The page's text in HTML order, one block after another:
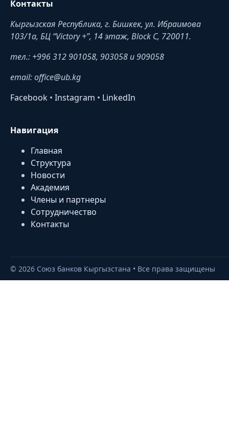
Контакты
Кыргызская Республика, г. Бишкек, ул. Ибраимова
103/1a, БЦ “Victory +”, 14 этаж, Block C, 720011.
тел.: +996 312 901058, 903058 и 909058
email: office@ub.kg
Facebook • Instagram • LinkedIn
Навигация
Главная
Структура
Новости
Академия
Члены и партнеры
Сотрудничество
Контакты
© 2026 Союз банков Кыргызстана • Все права защищены